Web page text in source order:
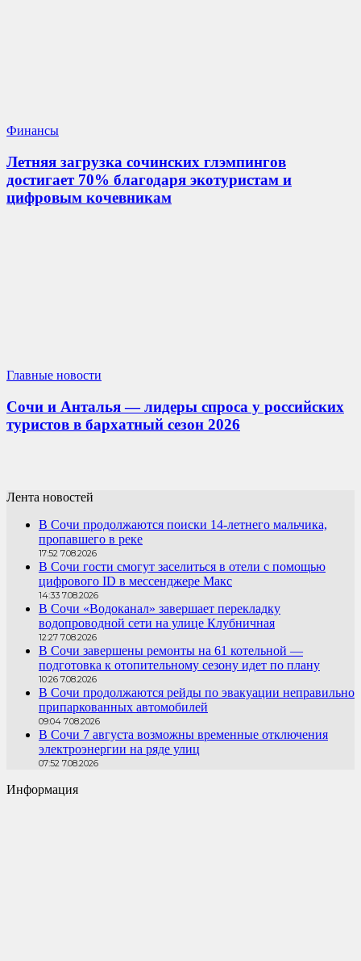
Финансы
Летняя загрузка сочинских глэмпингов
достигает 70% благодаря экотуристам и
цифровым кочевникам
Главные новости
Сочи и Анталья — лидеры спроса у российских
туристов в бархатный сезон 2026
Лента новостей
В Сочи продолжаются поиски 14-летнего мальчика,
пропавшего в реке
17:52 7.08.2026
В Сочи гости смогут заселиться в отели с помощью
цифрового ID в мессенджере Макс
14:33 7.08.2026
В Сочи «Водоканал» завершает перекладку
водопроводной сети на улице Клубничная
12:27 7.08.2026
В Сочи завершены ремонты на 61 котельной —
подготовка к отопительному сезону идет по плану
10:26 7.08.2026
В Сочи продолжаются рейды по эвакуации неправильно
припаркованных автомобилей
09:04 7.08.2026
В Сочи 7 августа возможны временные отключения
электроэнергии на ряде улиц
07:52 7.08.2026
Информация